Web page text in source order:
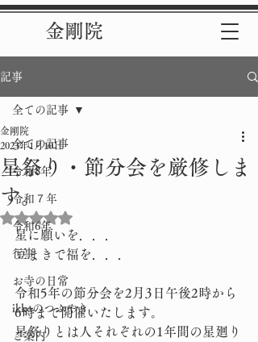
金剛院
記事
全ての記事
令和8年
令和７年
令和6年
行事
お寺の日常
ikkoのつぶやき
ご案内
全ての記事
星祭り・節分会を厳修しま
す。
金剛院
2023年1月10日
5つ星のうちNaNと評価されています。
星に願いを．．．
豆まきで福を．．．
令和5年の節分会を2月3日午後2時から
6時まで開催いたします。
星祭りとは人それぞれの1年間の星廻り